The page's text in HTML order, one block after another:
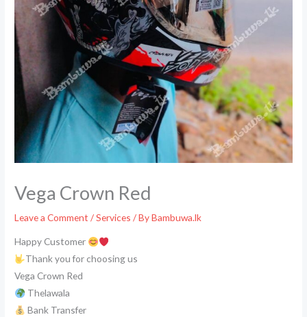
Vega Crown Red
Leave a Comment /Services / ByBambuwa.lk
Happy Customer
Thank you for choosing us
Vega Crown Red
Thelawala
Bank Transfer